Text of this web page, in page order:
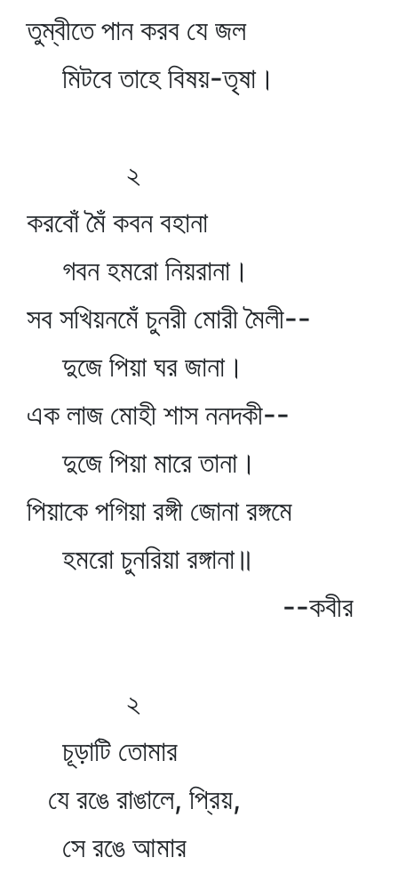
তুম্বীতে পান করব যে জল
মিটবে তাহে বিষয়-তৃষা।
২
করবোঁ মৈঁ কবন বহানা
গবন হমরো নিয়রানা।
সব সখিয়নমেঁ চুনরী মোরী মৈলী--
দুজে পিয়া ঘর জানা।
এক লাজ মোহী শাস ননদকী--
দুজে পিয়া মারে তানা।
পিয়াকে পগিয়া রঙ্গী জোনা রঙ্গমে
হমরো চুনরিয়া রঙ্গানা॥
--কবীর
২
চূড়াটি তোমার
যে রঙে রাঙালে, প্রিয়,
সে রঙে আমার